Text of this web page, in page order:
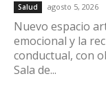
Salud agosto 5, 2026
Nuevo espacio
emocional y la
conductual, con
Sala de...